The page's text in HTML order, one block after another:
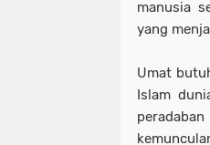
manusia
yang
Umat
Islam